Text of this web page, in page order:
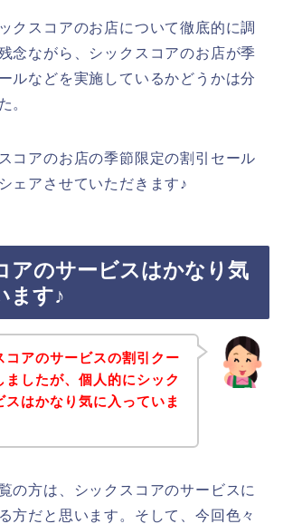
クスコアのお店について徹底的に調
念ながら、シックスコアのお店が季
ルなどを実施しているかどうかは分
。
コアのお店の季節限定の割引セール
ェアさせていただきます♪
アのサービスはかなり気
ます♪
コアのサービスの割引クー
ましたが、個人的にシック
スはかなり気に入っていま
の方は、シックスコアのサービスに
方だと思います。そして、今回色々